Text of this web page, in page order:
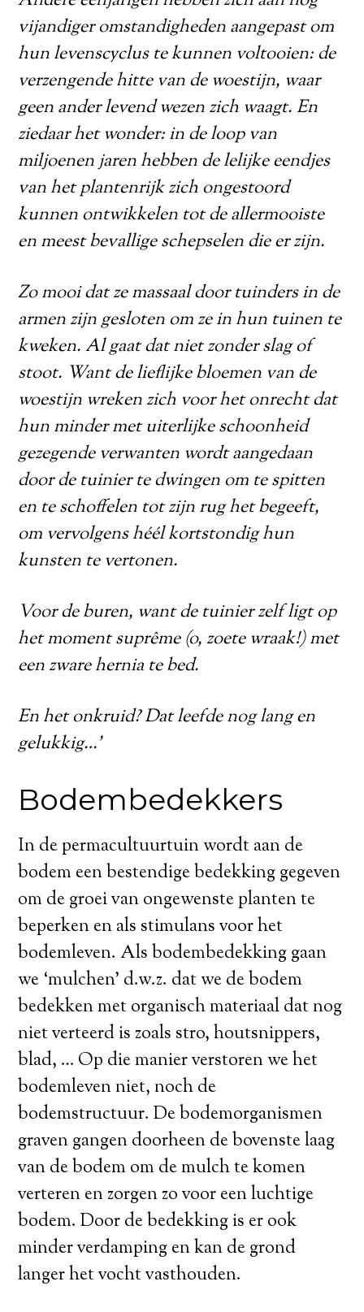
vijandiger omstandigheden aangepast om
hun levenscyclus te kunnen voltooien: de
verzengende hitte van de woestijn, waar
geen ander levend wezen zich waagt. En
ziedaar het wonder: in de loop van
miljoenen jaren hebben de lelijke eendjes
van het plantenrijk zich ongestoord
kunnen ontwikkelen tot de allermooiste
en meest bevallige schepselen die er zijn.
Zo mooi dat ze massaal door tuinders in de
armen zijn gesloten om ze in hun tuinen te
kweken. Al gaat dat niet zonder slag of
stoot. Want de lieflijke bloemen van de
woestijn wreken zich voor het onrecht dat
hun minder met uiterlijke schoonheid
gezegende verwanten wordt aangedaan
door de tuinier te dwingen om te spitten
en te schoffelen tot zijn rug het begeeft,
om vervolgens héél kortstondig hun
kunsten te vertonen.
Voor de buren, want de tuinier zelf ligt op
het moment suprême (o, zoete wraak!) met
een zware hernia te bed.
En het onkruid? Dat leefde nog lang en
gelukkig…’
Bodembedekkers
In de permacultuurtuin wordt aan de
bodem een bestendige bedekking gegeven
om de groei van ongewenste planten te
beperken en als stimulans voor het
bodemleven. Als bodembedekking gaan
we ‘mulchen’ d.w.z. dat we de bodem
bedekken met organisch materiaal dat nog
niet verteerd is zoals stro, houtsnippers,
blad, … Op die manier verstoren we het
bodemleven niet, noch de
bodemstructuur. De bodemorganismen
graven gangen doorheen de bovenste laag
van de bodem om de mulch te komen
verteren en zorgen zo voor een luchtige
bodem. Door de bedekking is er ook
minder verdamping en kan de grond
langer het vocht vasthouden.